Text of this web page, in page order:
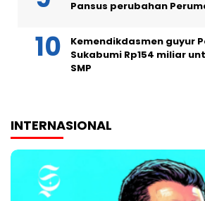
Pansus perubahan
Kemendikdasmen guyur
Sukabumi Rp154 miliar
SMP
INTERNASIONAL